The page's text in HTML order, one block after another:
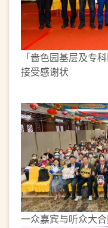
「啬色园基层及专
接受感谢状
一众嘉宾与听众大